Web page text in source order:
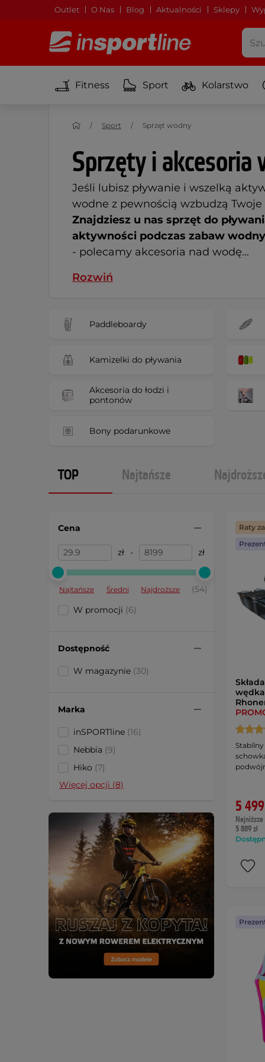
Outlet O Nas Blog Aktualności Sklepy
Fitness Sport Kolarstwo
Sprzęty i akcesoria
Jeśli lubisz pływanie i wszelką
wodne z pewnością wzbudzą
Znajdziesz u nas sprzęt do
aktywności podczas zabaw
- polecamy akcesoria nad wodę...
Rozwiń
Sport Sprzęt wodny
Paddleboardy
Kamizelki do pływania
Akcesoria do łodzi i
pontonów
Bony podarunkowe
TOP Najtańsze
Cena
zł - zł
Najtańsze Średni Najdroższe
(54)
W promocji (6)
Dostępność
W magazynie (30)
Marka
inSPORTline (16)
Nebbia (9)
Hiko (7)
Więcej opcji (8)
Raty
5
5 889 zł